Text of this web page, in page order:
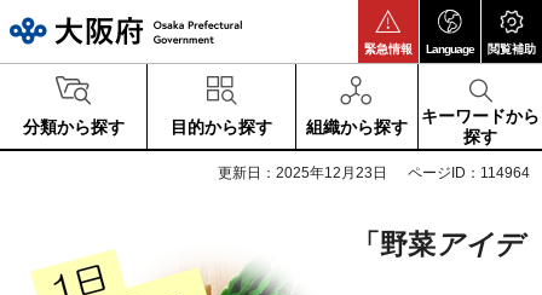
緊急情報 Language 閲覧補助
分類から探す 目的から探す 組織から探す
キーワードから
探す
更新日：2025年12月23日 ページID：114964
「野菜アイデ